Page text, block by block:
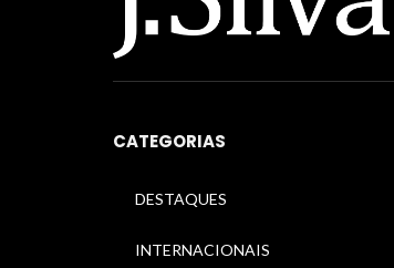
CATEGORIAS
DESTAQUES
INTERNACIONAIS